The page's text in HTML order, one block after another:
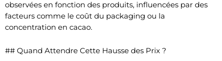
observées en fonction des produits, influencées par des
facteurs comme le coût du packaging ou la
concentration en cacao.
## Quand Attendre Cette Hausse des Prix ?